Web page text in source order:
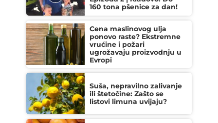
160 tona pšenice za dan!
Cena maslinovog ulja
ponovo raste? Ekstremne
vrućine i požari
ugrožavaju proizvodnju u
Evropi
Suša, nepravilno zalivanje
ili štetočine: Zašto se
listovi limuna uvijaju?